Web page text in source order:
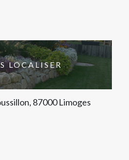
LOCALISER
87000 Limoges